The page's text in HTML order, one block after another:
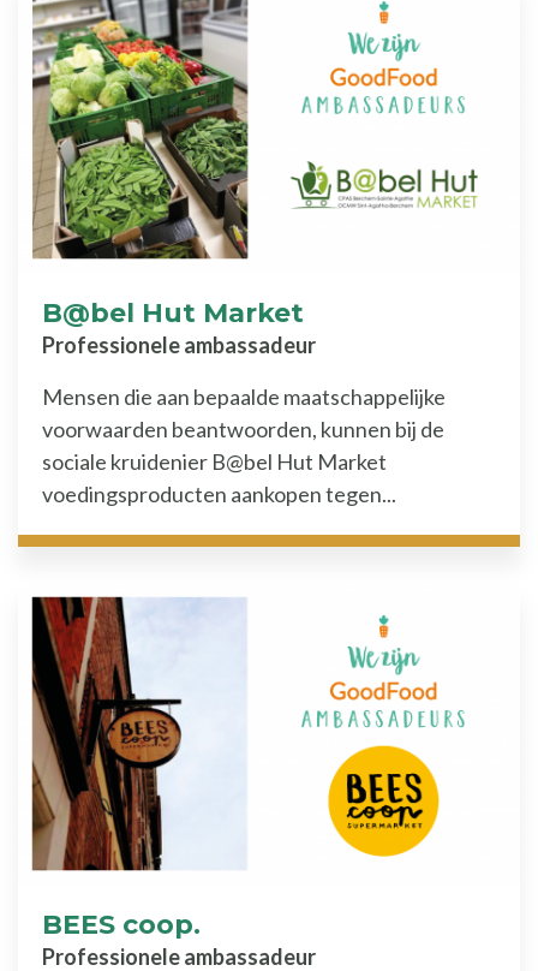
B@bel Hut Market
Professionele ambassadeur
Mensen die aan bepaalde maatschappelijke
voorwaarden beantwoorden, kunnen bij de
sociale kruidenier B@bel Hut Market
voedingsproducten aankopen tegen...
BEES coop.
Professionele ambassadeur